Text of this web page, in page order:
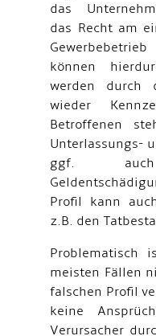
das
das Recht am
können
werden durch
wieder
Betroffenen
Unterlassungs-
ggf.
Profil kann
z.B. den
Problematisch
meisten Fällen
falschen Profil
keine
Verursacher